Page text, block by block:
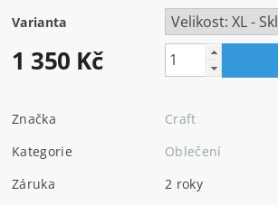
Varianta
1 350 Kč
Značka
Craft
Kategorie
Oblečení
Záruka
2 roky